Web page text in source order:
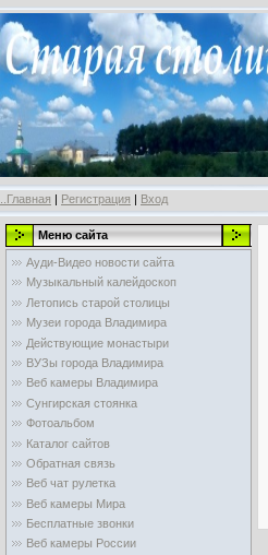
..Главная | Регистрация | Вход
Меню сайта
Ауди-Видео новости сайта
Музыкальный калейдоскоп
Летопись старой столицы
Музеи города Владимира
Действующие монастыри
ВУЗы города Владимира
Веб камеры Владимира
Сунгирская стоянка
Фотоальбом
Каталог сайтов
Обратная связь
Веб чат рулетка
Веб камеры Мира
Бесплатные звонки
Веб камеры России